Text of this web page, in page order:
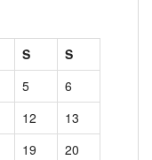
S
S
5
6
12
13
19
20